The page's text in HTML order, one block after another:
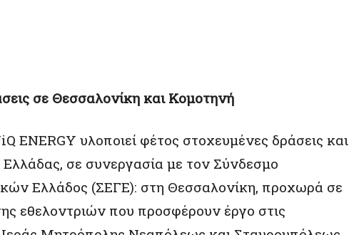
σε Θεσσαλονίκη και Κομοτηνή
ENERGY υλοποιεί φέτος στοχευμένες δράσεις και
Ελλάδας, σε συνεργασία με τον Σύνδεσμο
Ελλάδος (ΣΕΓΕ): στη Θεσσαλονίκη, προχωρά σε
εθελοντριών που προσφέρουν έργο στις